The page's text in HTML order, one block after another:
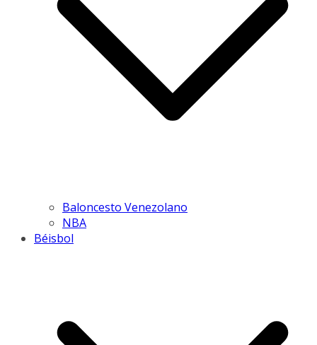
Baloncesto Venezolano
NBA
Béisbol